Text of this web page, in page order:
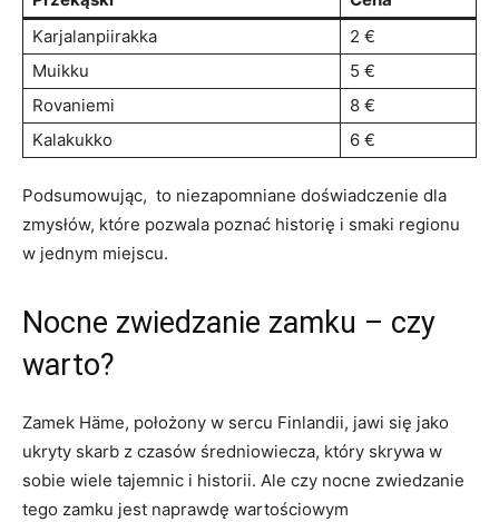
Karjalanpiirakka
2 €
Muikku
5 €
Rovaniemi
8 €
Kalakukko
6 ‍€
Podsumowując, ‍ to niezapomniane⁣ doświadczenie dla
zmysłów, które pozwala poznać historię i smaki regionu
w jednym miejscu.
Nocne zwiedzanie zamku – czy
warto?
Zamek Häme, położony w sercu Finlandii, jawi się⁣ jako
ukryty skarb z ‌czasów średniowiecza, który skrywa‌ w
sobie‌ wiele tajemnic i historii. ⁣Ale czy nocne⁤ zwiedzanie
tego zamku jest naprawdę ⁢wartościowym